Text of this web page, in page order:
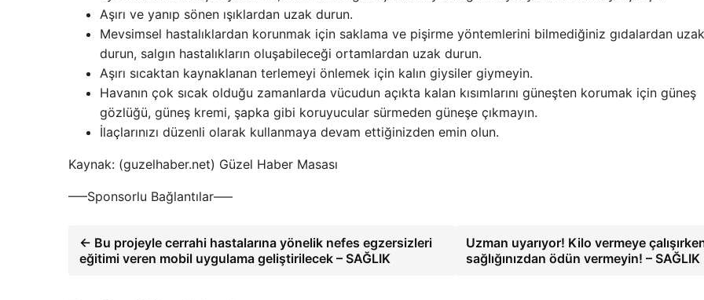
Aşırı ve yanıp sönen ışıklardan uzak durun.
Mevsimsel hastalıklardan korunmak için saklama ve pişirme yöntemlerini bilmediğiniz gıdalardan uzak
durun, salgın hastalıkların oluşabileceği ortamlardan uzak durun.
Aşırı sıcaktan kaynaklanan terlemeyi önlemek için kalın giysiler giymeyin.
Havanın çok sıcak olduğu zamanlarda vücudun açıkta kalan kısımlarını güneşten korumak için güneş
gözlüğü, güneş kremi, şapka gibi koruyucular sürmeden güneşe çıkmayın.
İlaçlarınızı düzenli olarak kullanmaya devam ettiğinizden emin olun.
Kaynak: (guzelhaber.net) Güzel Haber Masası
—–Sponsorlu Bağlantılar—–
← Bu projeyle cerrahi hastalarına yönelik nefes egzersizleri
eğitimi veren mobil uygulama geliştirilecek – SAĞLIK
Uzman uyarıyor! Kilo vermeye
sağlığınızdan ödün vermeyin! –